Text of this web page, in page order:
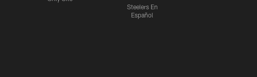
Steelers En
Español